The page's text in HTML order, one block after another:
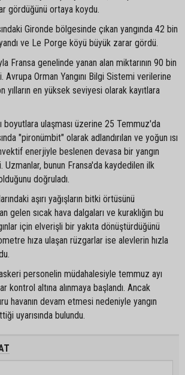
gördüğünü ortaya koydu.
Gironde bölgesinde çıkan yangında 42 bin
ve Le Porge köyü büyük zarar gördü.
Fransa genelinde yanan alan miktarının 90 bin
Avrupa Orman Yangını Bilgi Sistemi verilerine
yılların en yüksek seviyesi olarak kayıtlara
boyutlara ulaşması üzerine 25 Temmuz'da
"pironümbit" olarak adlandırılan ve yoğun ısı
enerjiyle beslenen devasa bir yangın
Uzmanlar, bunun Fransa'da kaydedilen ilk
doğruladı.
aşırı yağışların bitki örtüsünü
gelen sıcak hava dalgaları ve kuraklığın bu
için elverişli bir yakıta dönüştürdüğünü
hıza ulaşan rüzgarlar ise alevlerin hızla
personelin müdahalesiyle temmuz ayı
kontrol altına alınmaya başlandı. Ancak
havanın devam etmesi nedeniyle yangın
uyarısında bulundu.